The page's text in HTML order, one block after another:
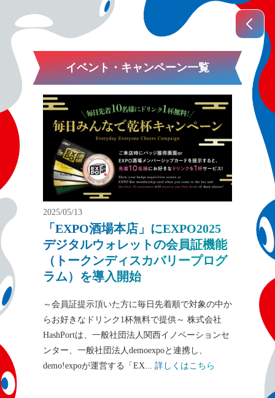
イベント・キャンペーン一覧
2025/05/13
「EXPO酒場本店」にEXPO2025
デジタルウォレットの会員証機能
（トークンディスカバリープログ
ラム）を導入開始
～会員証提示頂いた方に毎日先着順で対象の中か
らお好きなドリンク1杯無料で提供～ 株式会社
HashPortは、一般社団法人関西イノベーションセ
ンター、一般社団法人demoexpoと連携し、
demo!expoが運営する「EX... 詳しくはこちら